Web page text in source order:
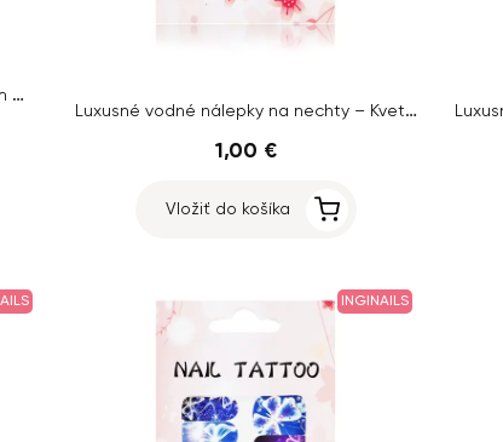
Vodné nálepky na nechty s vianočným motívom – BLE124
Luxusné vodné nálepky na nechty – Kvety – YZW137
1,00 €
Vložiť do košíka
INGINAILS